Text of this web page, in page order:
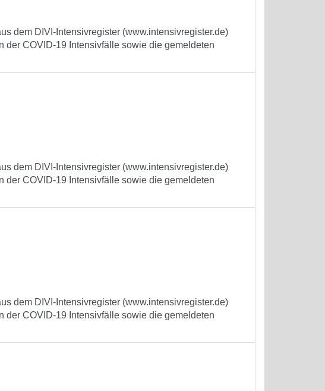
dem DIVI-Intensivregister (www.intensivregister.de)
der COVID-19 Intensivfälle sowie die gemeldeten
dem DIVI-Intensivregister (www.intensivregister.de)
der COVID-19 Intensivfälle sowie die gemeldeten
dem DIVI-Intensivregister (www.intensivregister.de)
der COVID-19 Intensivfälle sowie die gemeldeten